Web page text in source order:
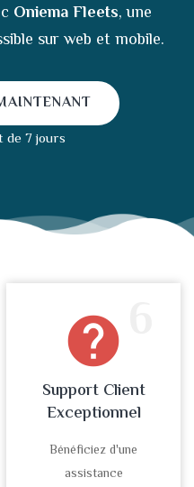
Oniema Fleets, une
sur web et mobile.
de 7 jours
help
Support Client
Exceptionnel
Bénéficiez d'une
assistance